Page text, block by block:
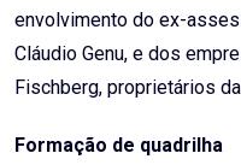
envolvimento do ex-
Cláudio Genu, e dos
Fischberg, proprietários
Formação de quadrilha